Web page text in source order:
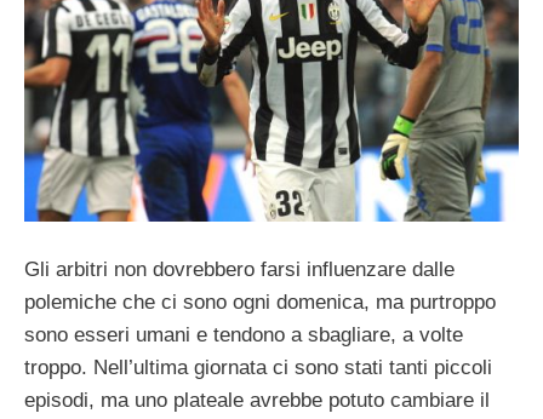
Gli arbitri non dovrebbero farsi influenzare dalle
polemiche che ci sono ogni domenica, ma purtroppo
sono esseri umani e tendono a sbagliare, a volte
troppo. Nell’ultima giornata ci sono stati tanti piccoli
episodi, ma uno plateale avrebbe potuto cambiare il